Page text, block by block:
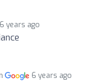
6 years ago
6 years ago